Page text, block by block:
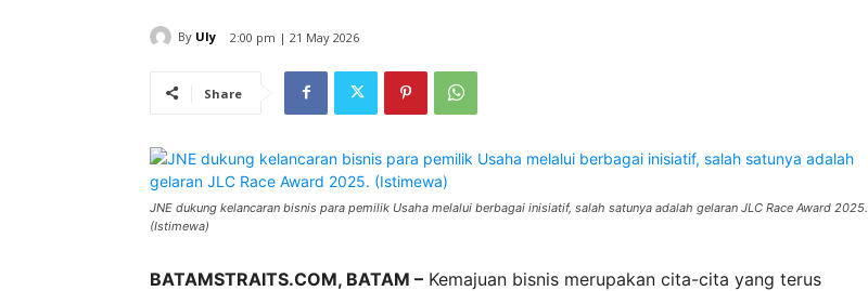
By Uly 2:00 pm | 21 May 2026
Share
JNE dukung kelancaran bisnis para pemilik Usaha melalui berbagai inisiatif, salah satunya adalah gelaran JLC Race Award 2025.
(Istimewa)
BATAMSTRAITS.COM, BATAM – Kemajuan bisnis merupakan cita-cita yang terus